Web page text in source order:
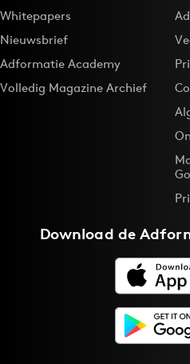
Whitepapers
Nieuwsbrief
Adformatie Academy
Volledig Magazine Archief
Download de